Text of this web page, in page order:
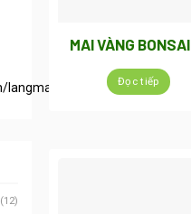
(12)
MAI VÀNG
Đọc tiếp